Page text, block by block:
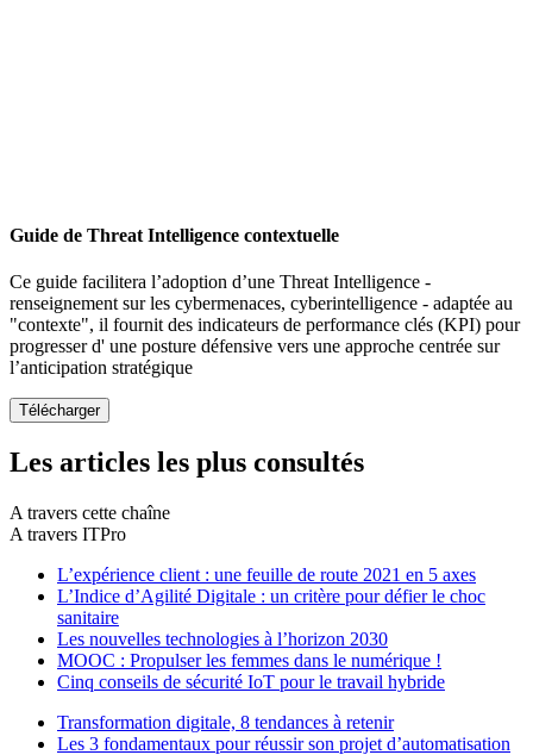
Guide de Threat Intelligence contextuelle
Ce guide facilitera l’adoption d’une Threat Intelligence -
renseignement sur les cybermenaces, cyberintelligence - adaptée au
"contexte", il fournit des indicateurs de performance clés (KPI) pour
progresser d' une posture défensive vers une approche centrée sur
l’anticipation stratégique
Les articles les plus consultés
A travers cette chaîne
A travers ITPro
L’expérience client : une feuille de route 2021 en 5 axes
L’Indice d’Agilité Digitale : un critère pour défier le choc
sanitaire
Les nouvelles technologies à l’horizon 2030
MOOC : Propulser les femmes dans le numérique !
Cinq conseils de sécurité IoT pour le travail hybride
Transformation digitale, 8 tendances à retenir
Les 3 fondamentaux pour réussir son projet d’automatisation